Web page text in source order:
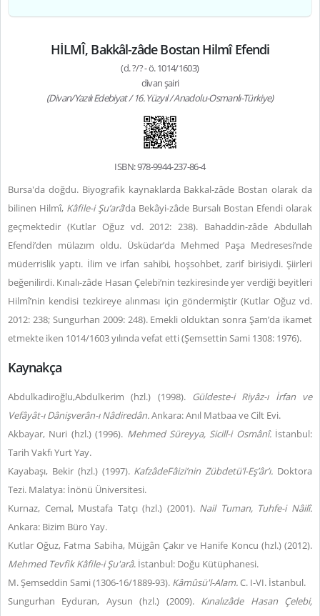
HİLMÎ, Bakkâl-zâde Bostan Hilmî Efendi
(d. ?/? - ö. 1014/1603)
divan şairi
(Divan/Yazılı Edebiyat / 16. Yüzyıl / Anadolu-Osmanlı-Türkiye)
ISBN: 978-9944-237-86-4
Bursa'da doğdu. Biyografik kaynaklarda Bakkal-zâde Bostan olarak da
bilinen Hilmî, Kâfile-i Şu’arâ’da Bekâyi-zâde Bursalı Bostan Efendi olarak
geçmektedir (Kutlar Oğuz vd. 2012: 238). Bahaddin-zâde Abdullah
Efendi’den mülazım oldu. Üsküdar’da Mehmed Paşa Medresesi’nde
müderrislik yaptı. İlim ve irfan sahibi, hoşsohbet, zarif birisiydi. Şiirleri
beğenilirdi. Kınalı-zâde Hasan Çelebi’nin tezkiresinde yer verdiği beyitleri
Hilmî’nin kendisi tezkireye alınması için göndermiştir (Kutlar Oğuz vd.
2012: 238; Sungurhan 2009: 248). Emekli olduktan sonra Şam’da ikamet
etmekte iken 1014/1603 yılında vefat etti (Şemsettin Sami 1308: 1976).
Kaynakça
Abdulkadiroğlu,Abdulkerim (hzl.) (1998). Güldeste-i Riyâz-ı İrfan ve
Vefâyât-ı Dânişverân-ı Nâdiredân.Ankara: Anıl Matbaa ve Cilt Evi.
Akbayar, Nuri (hzl.) (1996). Mehmed Süreyya, Sicill-i Osmânî.İstanbul:
Tarih Vakfı Yurt Yay.
Kayabaşı, Bekir (hzl.) (1997). KafzâdeFâizi’nin Zübdetü’l-Eş’âr’ı. Doktora
Tezi. Malatya: İnönü Üniversitesi.
Kurnaz, Cemal, Mustafa Tatçı (hzl.) (2001). Nail Tuman, Tuhfe-i Nâilî.
Ankara: Bizim Büro Yay.
Kutlar Oğuz, Fatma Sabiha, Müjgân Çakır ve Hanife Koncu (hzl.) (2012).
Mehmed Tevfik Kâfile-i Şu'arâ. İstanbul: Doğu Kütüphanesi.
M. Şemseddin Sami (1306-16/1889-93). Kâmûsü'l-Alam.C. I-VI. İstanbul.
Sungurhan Eyduran, Aysun (hzl.) (2009). Kınalızâde Hasan Çelebi,